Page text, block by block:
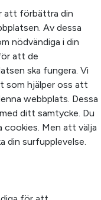
att förbättra din
Av dessa
nödvändiga i din
att de
ska fungera. Vi
som hjälper oss att
webbplats. Dessa
ditt samtycke. Du
cookies. Men att välja
din surfupplevelse.